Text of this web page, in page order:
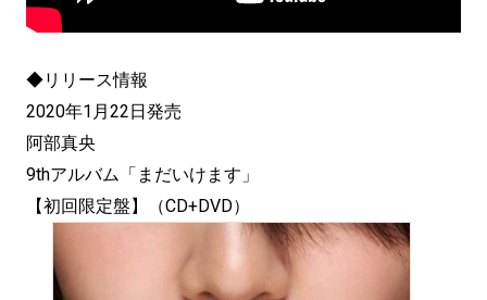
◆リリース情報
2020年1月22日発売
阿部真央
9thアルバム「まだいけます」
【初回限定盤】（CD+DVD）